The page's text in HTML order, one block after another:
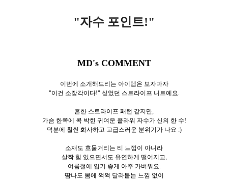
"자수 포인트!"
MD's COMMENT
이번에 소개해드리는 아이템은 보자마자
"이건 소장각이다!" 싶었던 스트라이프 니트예요.
흔한 스트라이프 패턴 같지만,
가슴 한쪽에 콕 박힌 귀여운 플라워 자수가 신의 한 수!
덕분에 훨씬 화사하고 고급스러운 분위기가 나요 :)
소재도 흐물거리는 티 느낌이 아니라
살짝 힘 있으면서도 유연하게 떨어지고,
여름철에 입기 좋게 아주 가벼워요.
땀나도 몸에 쩍쩍 달라붙는 느낌 없이